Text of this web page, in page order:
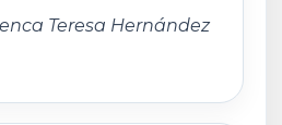
Teresa Hernández